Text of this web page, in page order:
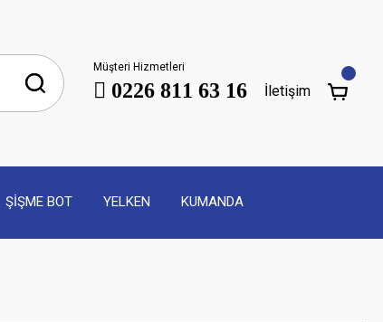
Müşteri Hizmetleri
0226 811 63 16 İletişim
ŞİŞME BOT YELKEN KUMANDA